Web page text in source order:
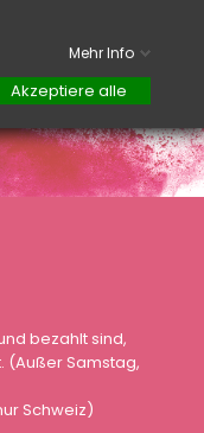
bezahlt sind,
(Außer Samstag,
Schweiz)
Mehr Info
Akzeptiere alle